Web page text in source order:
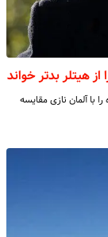
هیتلر بدتر خواند
با آلمان نازی مقایسه